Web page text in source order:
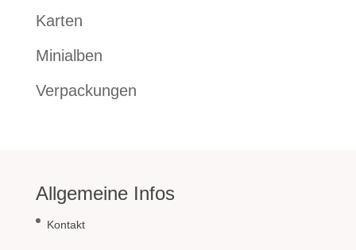
Karten
Minialben
Verpackungen
Allgemeine Infos
Kontakt